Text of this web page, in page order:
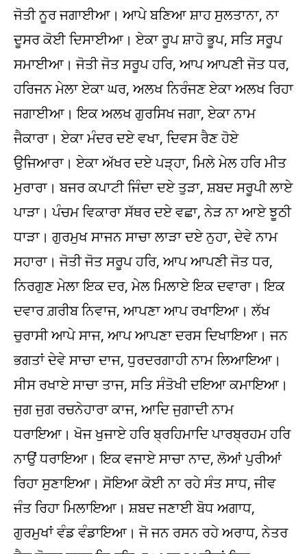
ਜੋਤੀ ਨੂਰ ਜਗਾਈਆ। ਆਪੇ ਬਣਿਆ ਸ਼ਾਹ ਸੁਲਤਾਨਾ, ਨਾ
ਦੂਸਰ ਕੋਈ ਦਿਸਾਈਆ। ਏਕਾ ਰੂਪ ਸ਼ਾਹੋ ਭੂਪ, ਸਤਿ ਸਰੂਪ
ਸਮਾਈਆ। ਜੋਤੀ ਜੋਤ ਸਰੂਪ ਹਰਿ, ਆਪ ਆਪਣੀ ਜੋਤ ਧਰ,
ਹਰਿਜਨ ਮੇਲਾ ਏਕਾ ਘਰ, ਅਲਖ ਨਿਰੰਜਣ ਏਕਾ ਅਲਖ ਰਿਹਾ
ਜਗਾਈਆ। ਇਕ ਅਲਖ ਗੁਰਸਿਖ ਜਗਾ, ਏਕਾ ਨਾਮ
ਜੈਕਾਰਾ। ਏਕਾ ਮੰਦਰ ਦਏ ਵਖਾ, ਦਿਵਸ ਰੈਣ ਹੋਏ
ਉਜਿਆਰਾ। ਏਕਾ ਅੱਖਰ ਦਏ ਪੜ੍ਹਾ, ਮਿਲੇ ਮੇਲ ਹਰਿ ਮੀਤ
ਮੁਰਾਰਾ। ਬਜਰ ਕਪਾਟੀ ਜਿੰਦਾ ਦਏ ਤੁੜਾ, ਸ਼ਬਦ ਸਰੂਪੀ ਲਾਏ
ਪਾੜਾ। ਪੰਚਮ ਵਿਕਾਰਾ ਸੱਥਰ ਦਏ ਵਛਾ, ਨੇੜ ਨਾ ਆਏ ਝੂਠੀ
ਧਾੜਾ। ਗੁਰਮੁਖ ਸਾਜਨ ਸਾਚਾ ਲਾੜਾ ਦਏ ਨੁਹਾ, ਦੇਵੇ ਨਾਮ
ਸਹਾਰਾ। ਜੋਤੀ ਜੋਤ ਸਰੂਪ ਹਰਿ, ਆਪ ਆਪਣੀ ਜੋਤ ਧਰ,
ਨਿਰਗੁਣ ਮੇਲਾ ਇਕ ਦਰ, ਮੇਲ ਮਿਲਾਏ ਇਕ ਦਵਾਰਾ। ਇਕ
ਦਵਾਰ ਗ਼ਰੀਬ ਨਿਵਾਜ, ਆਪਣਾ ਆਪ ਰਖਾਇਆ। ਲੱਖ
ਚੁਰਾਸੀ ਆਪੇ ਸਾਜ, ਆਪ ਆਪਣਾ ਦਰਸ ਦਿਖਾਇਆ। ਜਨ
ਭਗਤਾਂ ਦੇਵੇ ਸਾਚਾ ਦਾਜ, ਧੁਰਦਰਗਾਹੀ ਨਾਮ ਲਿਆਇਆ।
ਸੀਸ ਰਖਾਏ ਸਾਚਾ ਤਾਜ, ਸਤਿ ਸੰਤੋਖੀ ਦਇਆ ਕਮਾਇਆ।
ਜੁਗ ਜੁਗ ਰਚਨੇਹਾਰਾ ਕਾਜ, ਆਦਿ ਜੁਗਾਦੀ ਨਾਮ
ਧਰਾਇਆ। ਖੋਜ ਖੁਜਾਏ ਹਰਿ ਬ੍ਰਹਿਮਾਦਿ ਪਾਰਬ੍ਰਹਮ ਹਰਿ
ਨਾਉਂ ਧਰਾਇਆ। ਇਕ ਵਜਾਏ ਸਾਚਾ ਨਾਦ, ਲੋਆਂ ਪੁਰੀਆਂ
ਰਿਹਾ ਸੁਣਾਇਆ। ਸੋਇਆ ਕੋਈ ਨਾ ਰਹੇ ਸੰਤ ਸਾਧ, ਜੀਵ
ਜੰਤ ਰਿਹਾ ਮਿਲਾਇਆ। ਸ਼ਬਦ ਜਣਾਈ ਬੋਧ ਅਗਾਧ,
ਗੁਰਮੁਖਾਂ ਵੰਡ ਵੰਡਾਇਆ। ਜੋ ਜਨ ਰਸਨ ਰਹੇ ਅਰਾਧ, ਨੇਤਰ